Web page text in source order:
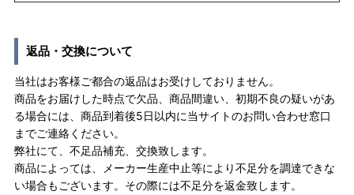
返品・交換について
当社はお客様ご都合の返品はお受けしておりません。
商品をお届けした時点で欠品、商品間違い、初期不良の疑いがあ
る場合には、商品到着後5日以内に当サイトのお問い合わせ窓口
までご連絡ください。
弊社にて、不足品補充、交換致します。
商品によっては、メーカー生産中止等により不足分を調達できな
い場合もございます。その際には不足分を返金致します。